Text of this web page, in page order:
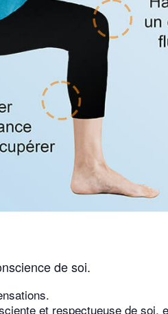
de soi.
et respectueuse de soi,